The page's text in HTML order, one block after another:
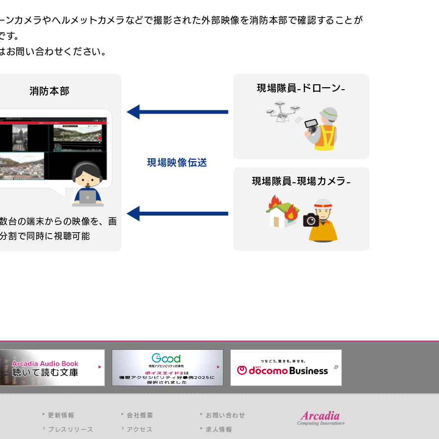
ンカメラやヘルメットカメラなどで撮影された外部映像を消防本部で確認することが
す。
お問い合わせください。
消防本部
台の端末からの映像を、画
割で同時に視聴可能
現場映像伝送
現場隊員-ドローン-
現場隊員-現場カメラ-
更新情報
プレスリリース
会社概要
アクセス
お問い合わせ
求人情報